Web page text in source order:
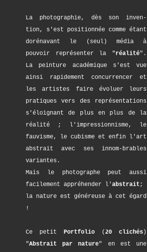
La photographie, dès son inven-
tion, s'est positionnée comme étant
dorénavant le (seul) média à
pouvoir représenter la "réalité".
La peinture académique s'est vue
ainsi rapidement concurrencer et
les artistes faire évoluer leurs
pratiques vers des représentations
s'éloignant de plus en plus de la
réalité ; l'impressionnisme, le
fauvisme, le cubisme et enfin l'art
abstrait avec ses innom-brables
variantes.
Mais le photographe peut aussi
facilement appréhender l'abstrait ;
la nature est généreuse à cet égard
!
Ce petit Portfolio (20 clichés )
"Abstrait par nature" en est une